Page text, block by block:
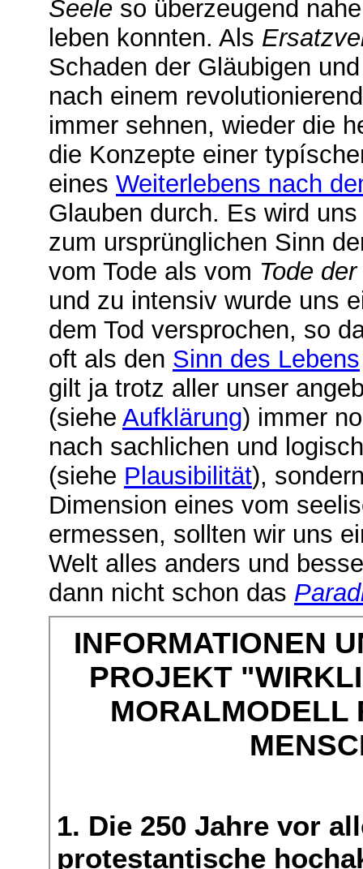
Seele so überzeugend
leben konnten. Als
Schaden der Gläubigen
nach einem
immer sehnen, wieder die
die Konzepte einer
eines Weiterlebens nach
Glauben durch. Es wird
zum ursprünglichen Sinn
vom Tode als vom Tode
und zu intensiv wurde uns
dem Tod versprochen, so
oft als den Sinn des Lebens
gilt ja trotz aller unser
(siehe Aufklärung) immer
nach sachlichen und
(siehe Plausibilität),
Dimension eines vom
ermessen, sollten wir uns
Welt alles anders und
dann nicht schon das